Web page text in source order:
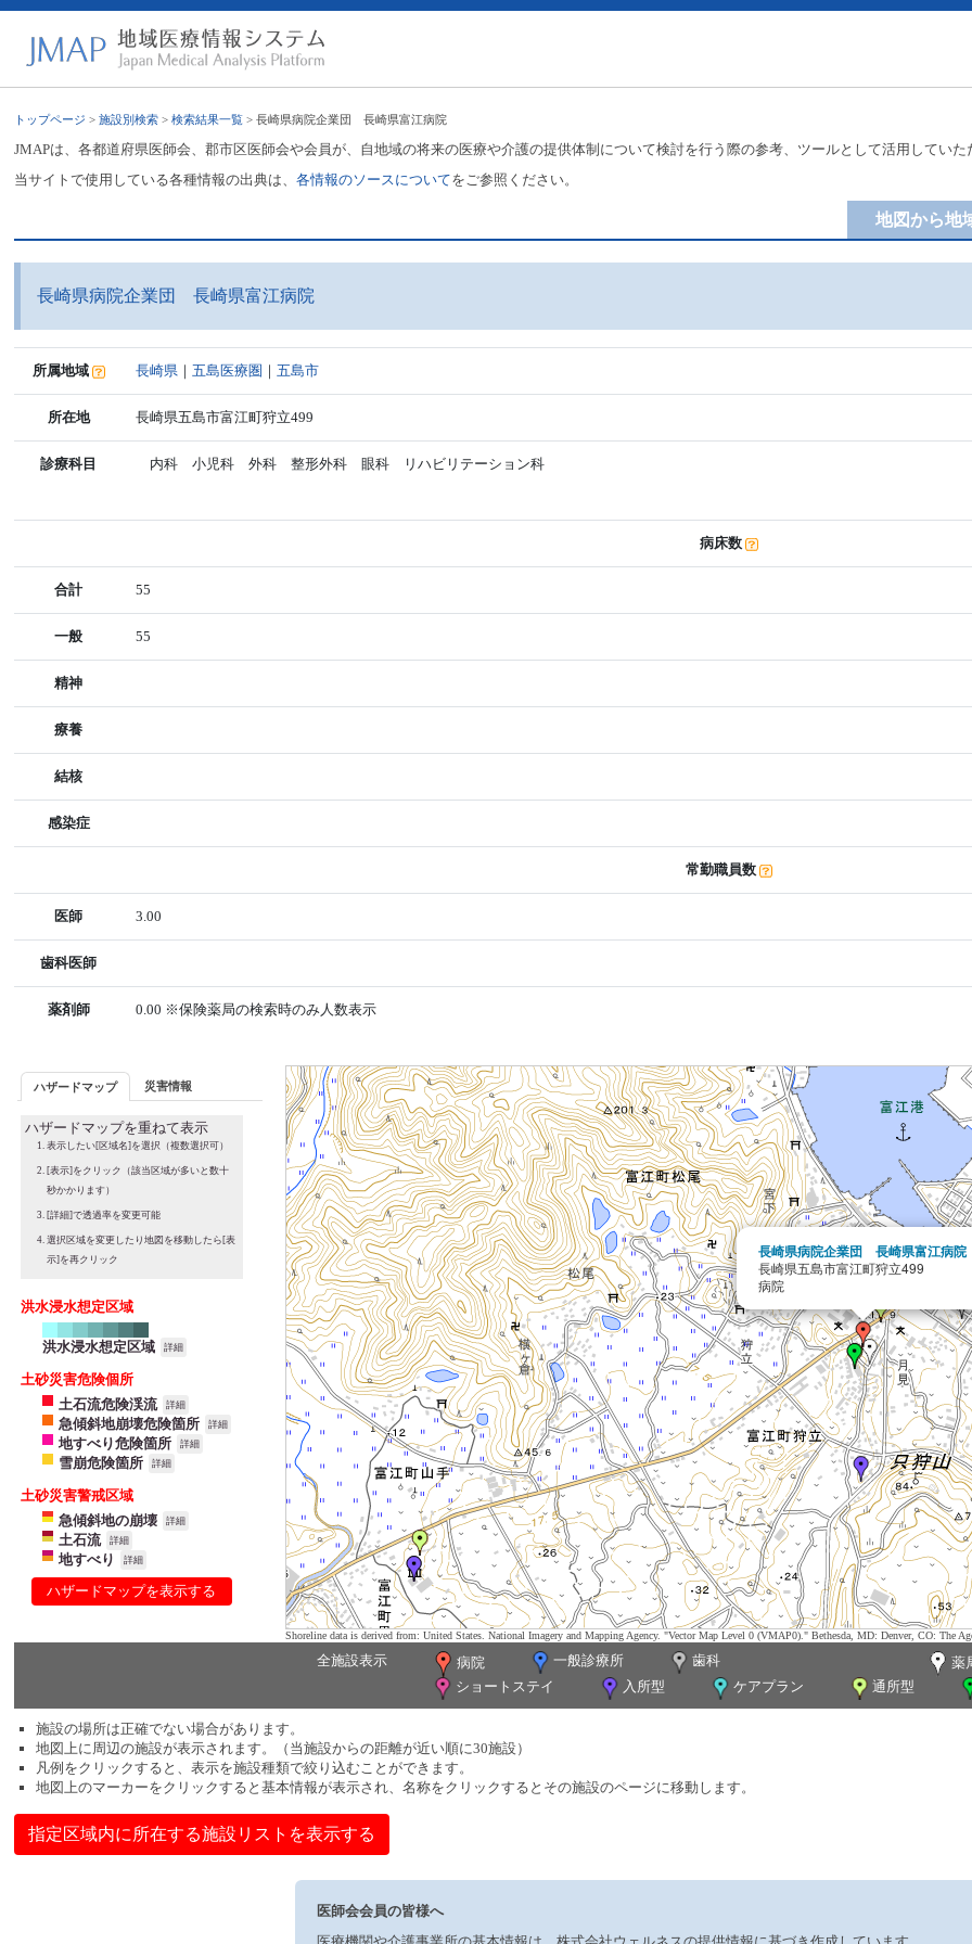
トップページ >施設別検索 >検索結果一覧 > 長崎県病院企業団 長崎県富江病院
JMAPは、各都道府県医師会、郡市区医師会や会員が、自地域の将来の医療や介護の提供体制について検討を行う際の参考、ツールとして活用してい
当サイトで使用している各種情報の出典は、各情報のソースについてをご参照ください。
地図から地
長崎県病院企業団 長崎県富江病院
所属地域 長崎県 ｜五島医療圏 ｜五島市
所在地 長崎県五島市富江町狩立499
診療科目 内科 小児科 外科 整形外科 眼科 リハビリテーション科
病床数
合計 55
一般 55
精神
療養
結核
感染症
常勤職員数
医師 3.00
歯科医師
薬剤師 0.00 ※保険薬局の検索時のみ人数表示
ハザードマップ 災害情報
ハザードマップを重ねて表示
表示したい[区域名]を選択（複数選択可）
[表示]をクリック（該当区域が多いと数十
秒かかります）
[詳細]で透過率を変更可能
選択区域を変更したり地図を移動したら[表
示]を再クリック
洪水浸水想定区域
洪水浸水想定区域 詳細
土砂災害危険個所
土石流危険渓流
詳細
急傾斜地崩壊危険箇所 詳細
地すべり危険箇所 詳細
雪崩危険箇所 詳細
土砂災害警戒区域
急傾斜地の崩壊
詳細
土石流 詳細
地すべり 詳細
ハザードマップを表示する
長崎県病院企業団 長崎県富江病院
長崎県五島市富江町狩立499
病院
Shoreline data is derived from: United States. National Imagery and Mapping Agency. "Vector Map Level 0 (VMAP0)." Bethesda, MD: Denver, CO: The
全施設表示 病院 一般診療所 歯科
薬
ショートステイ
入所型 ケアプラン 通所型
施設の場所は正確でない場合があります。
地図上に周辺の施設が表示されます。（当施設からの距離が近い順に30施設）
凡例をクリックすると、表示を施設種類で絞り込むことができます。
地図上のマーカーをクリックすると基本情報が表示され、名称をクリックするとその施設のページに移動します。
指定区域内に所在する施設リストを表示する
医師会会員の皆様へ